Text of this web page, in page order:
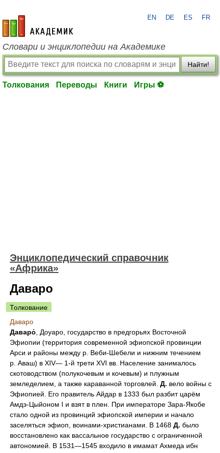
academic.ru
EN DE ES FR
Словари и энциклопедии на Академике
Найти!
Толкования Переводы Книги Игры ⚽
Энциклопедический справочник
«Африка»
Даваро
Толкование
Даваро
Даваро́ , Доуаро, государство в предгорьях Восточной
Эфиопии (территория современной эфиопской провинции
Арси и районы между р. Веби-Шебели и нижним течением
р. Аваш) в XIV— 1-й трети XVI вв. Население занималось
скотоводством (полукочевым и кочевым) и плужным
земледелием, а также караванной торговлей. Д. вело войны с
Эфиопией. Его правитель Айдар в 1333 был разбит царём
Амдэ-Цыйоном I и взят в плен. При императоре Зара-Якобе
стало одной из провинций эфиопской империи и начало
заселяться эфиоп, воинами-христианами. В 1468 Д. было
восстановлено как вассальное государство с ограниченной
автономией. В 1531—1545 входило в имамат Ахмеда ибн